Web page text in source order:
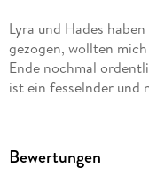
Lyra und Hades
gezogen, wollten
Ende nochmal
ist ein fesselnder und
Ihr liebt tödliche
Bewertungen